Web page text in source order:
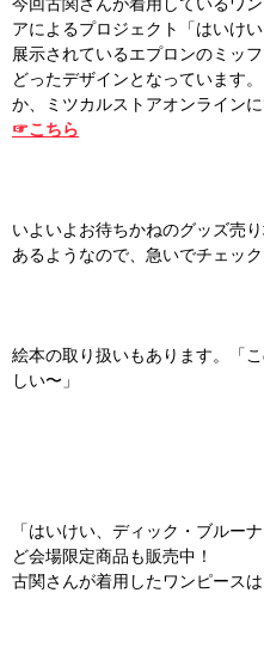
アによるプロジェクト「はいけ
展示されているエプロンのミッ
どったデザインとなっています
か、ミツカルストアオンラインに
☞こちら
いよいよお待ちかねのグッズ売
あるようなので、急いでチェック
絵本の取り扱いもあります。「
しい〜」
「はいけい、ディック・ブルー
ど会場限定商品も販売中！
古関さんが着用したワンピース